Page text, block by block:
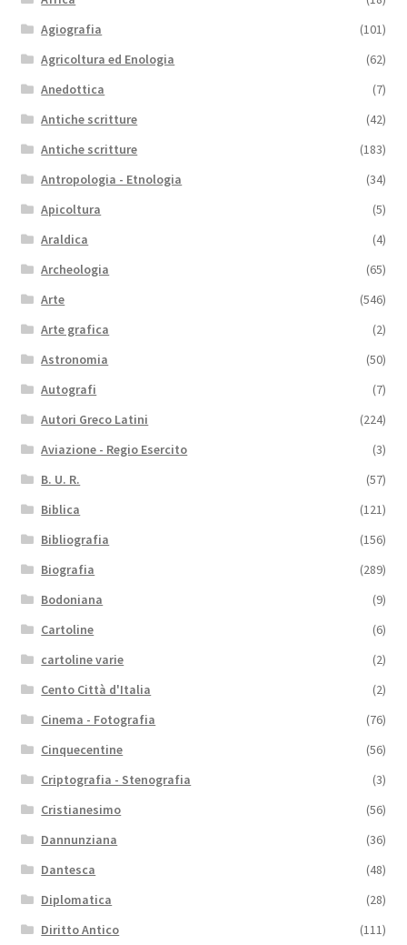
Agiografia
(101)
Agricoltura ed Enologia
(62)
Anedottica
(7)
Antiche scritture
(42)
Antiche scritture
(183)
Antropologia - Etnologia
(34)
Apicoltura
(5)
Araldica
(4)
Archeologia
(65)
Arte
(546)
Arte grafica
(2)
Astronomia
(50)
Autografi
(7)
Autori Greco Latini
(224)
Aviazione - Regio Esercito
(3)
B. U. R.
(57)
Biblica
(121)
Bibliografia
(156)
Biografia
(289)
Bodoniana
(9)
Cartoline
(6)
cartoline varie
(2)
Cento Città d'Italia
(2)
Cinema - Fotografia
(76)
Cinquecentine
(56)
Criptografia - Stenografia
(3)
Cristianesimo
(56)
Dannunziana
(36)
Dantesca
(48)
Diplomatica
(28)
Diritto Antico
(111)